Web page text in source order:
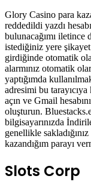
Glory Casino para
reddedildi yazdı
bulunacağımı iletince
istediğiniz yere
girdiğinde otomatik
alarmınız otomatik
yaptığımda
adresimi bu
açın ve Gmail
oluşturun.
bilgisayarınızda
genellikle
kazandığım parayı
Slots Corp